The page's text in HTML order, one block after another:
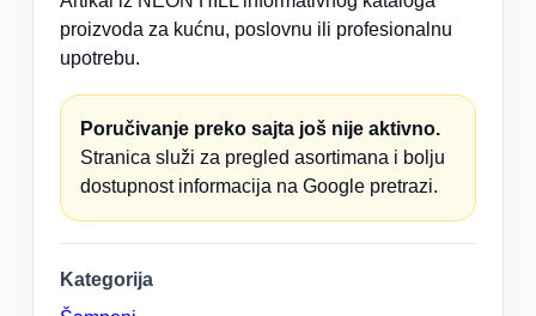
proizvoda za kućnu, poslovnu ili profesionalnu
upotrebu.
Poručivanje preko sajta još nije aktivno.
Stranica služi za pregled asortimana i bolju
dostupnost informacija na Google pretrazi.
Kategorija